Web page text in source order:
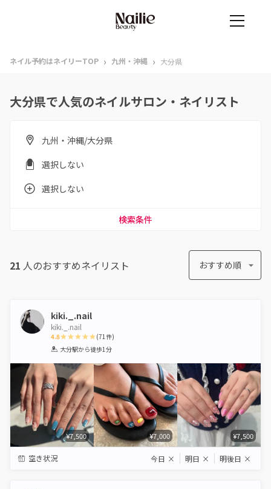
ネイル予約はネイリーTOP › 九州・沖縄 › 大分県
大分県で人気のネイルサロン・ネイリスト
九州・沖縄/大分県
選択しない
選択しない
検索条件
21 人のおすすめネイリスト おすすめ順
kiki._.nail
kiki._.nail
4.8
1 2 3 4 5
(71件)
大分駅から徒歩1分
¥7,500 ¥7,000 ¥7,500
空き状況 今日 × 明日 × 明後日 ×